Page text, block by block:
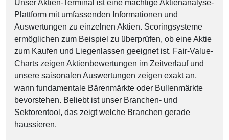
Unser Aktien-Terminal ist eine mächtige Aktienanalyse-
Plattform mit umfassenden Informationen und
Auswertungen zu einzelnen Aktien. Scoringsysteme
ermöglichen zum Beispiel zu überprüfen, ob eine Aktie
zum Kaufen und Liegenlassen geeignet ist. Fair-Value-
Charts zeigen Aktienbewertungen im Zeitverlauf und
unsere saisonalen Auswertungen zeigen exakt an,
wann fundamentale Bärenmärkte oder Bullenmärkte
bevorstehen. Beliebt ist unser Branchen- und
Sektorentool, das zeigt welche Branchen gerade
haussieren.